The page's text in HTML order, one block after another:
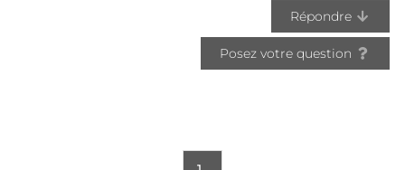
Répondre
Posez votre question